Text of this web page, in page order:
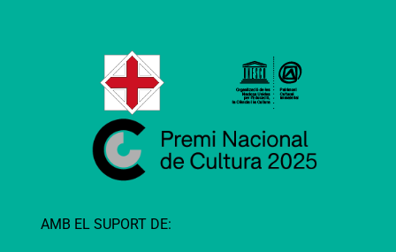
AMB EL SUPORT DE: